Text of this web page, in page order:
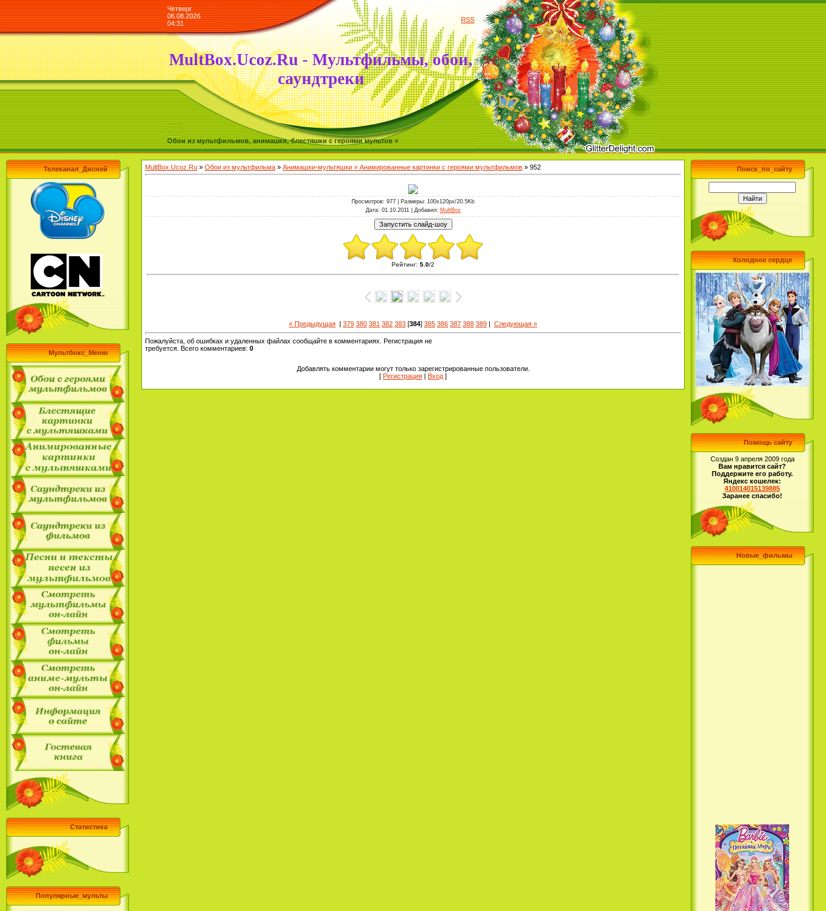
Четверг
06.08.2026
04:31
RSS
MultBox.Ucoz.Ru - Мультфильмы, обои,
саундтреки
Обои из мультфильмов, анимашки, блестяшки с героями мультов »
Телеканал_Дисней
Мультбокс_Меню
Статистика
Популярные_мульты
MultBox.Ucoz.Ru » Обои из мультфильма » Анимашки-мультяшки » Анимированные картинки с героями мультфильмов » 952
Просмотров: 977 | Размеры: 100x120px/20.5Kb
Дата: 01.10.2011 | Добавил: MultBox
Рейтинг: 5.0/2
« Предыдущая | 379 380 381 382 383 [384] 385 386 387 388 389 | Следующая »
Пожалуйста, об ошибках и удаленных файлах сообщайте в комментариях. Регистрация не
требуется. Всего комментариев: 0
Добавлять комментарии могут только зарегистрированные пользователи.
[ Регистрация Вход ]
Поиск_по_сайту
Холодное сердце
Помощь сайту
Создан 9 апреля 2009 года
Вам нравится сайт?
Поддержите его работу.
Яндекс кошелек:
410014015139885
Заранее спасибо!
Новые_фильмы